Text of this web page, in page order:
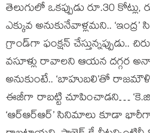
తెలుగులో ఒక‌ప్పుడు రూ.30
ఎక్కువ అనుకునేవాళ్లమ‌ని..
గ్రాండ్‌గా ఫంక్షన్ చేస్తున్నప్పుడు..
వ‌సూళ్లు రావాల‌ని ఆయ‌న ద‌గ్గ‌ర
అనుకుంటే.. ‘బాహుబలి’తో
ఈజీగా రాబ‌ట్టి చూపించాడని…
‘ఆర్ఆర్ఆర్’ సినిమాలు కూడా భారీగా